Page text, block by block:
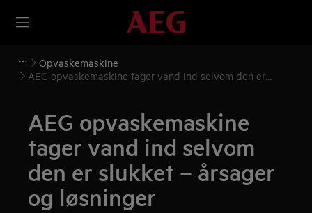
Opvaskemaskine
AEG opvaskemaskine tager vand ind selvom den er
AEG opvaskemaskine
tager vand ind selvom
den er slukket – årsager
og løsninger